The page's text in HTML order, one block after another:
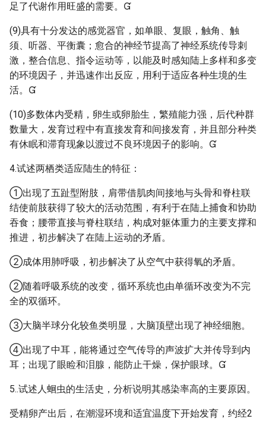
足了代谢作用旺盛的需要。
(9)具有十分发达的感觉器官，如单眼、复眼，触角、触
须、听器、平衡囊；愈合的神经节提高了神经系统传导刺
激，整合信息、指令运动等，以能及时感知陆上多样和多变
的环境因子，并迅速作出反应，用利于适应各种生境的生
活。
(10)多数体内受精，卵生或卵胎生，繁殖能力强，后代种群
数量大，发育过程中有直接发育和间接发育，并且部分种类
有休眠和滞育现象以渡过不良环境因子的影响。
4.试述两栖类适应陆生的特征：
①出现了五趾型附肢，肩带借肌肉间接地与头骨和脊柱联
结使前肢获得了较大的活动范围，有利于在陆上捕食和协助
吞食；腰带直接与脊柱联结，构成对躯体重力的主要支撑和
推进，初步解决了在陆上运动的矛盾。
②成体用肺呼吸，初步解决了从空气中获得氧的矛盾。
②随着呼吸系统的改变，循环系统也由单循环改变为不完
全的双循环。
③大脑半球分化较鱼类明显，大脑顶壁出现了神经细胞。
④出现了中耳，能将通过空气传导的声波扩大并传导到内
耳；出现了眼睑和泪腺，能防止干燥，保护眼球。
5..试述人蛔虫的生活史，分析说明其感染率高的主要原因。
受精卵产出后，在潮湿环境和适宜温度下开始发育，约经2